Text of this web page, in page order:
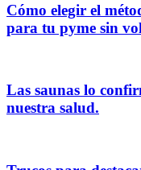
Cómo elegir el
para tu pyme sin
Las saunas lo
nuestra salud.